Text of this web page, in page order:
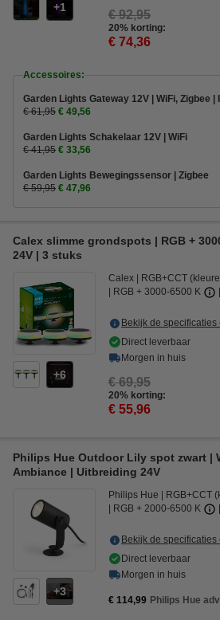
1
€ 92,95
20% korting:
€ 74,36
Accessoires:
Garden Lights Gateway 12V | WiFi, Zigbee |
€ 61,95 € 49,56
Garden Lights Schakelaar 12V | WiFi
€ 41,95 € 33,56
Garden Lights Bewegingssensor | Zigbee
€ 59,95 € 47,96
Calex slimme grondspots | RGB +
24V | 3 stuks
6
Calex
RGB+CCT
RGB + 3000-6500 K
Bekijk de
Direct leverbaar
Morgen in huis
€ 69,95
20% korting:
€ 55,96
Philips Hue Outdoor Lily spot zwart |
Ambiance | Uitbreiding 24V
3
Philips Hue
RGB+CCT
RGB + 2000-6500 K
Bekijk de
Direct leverbaar
Morgen in huis
€ 114,99 Philips Hue